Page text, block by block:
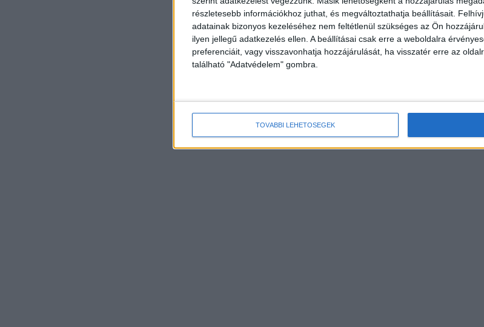
részletesebb információkhoz juthat, és megváltoztathatja beállításait.
adatainak bizonyos kezeléséhez nem feltétlenül szükséges az Ön
ilyen jellegű adatkezelés ellen. A beállításai csak erre a weboldalra
preferenciáit, vagy visszavonhatja hozzájárulását, ha visszatér erre az
található "Adatvédelem" gombra.
TOVÁBBI LEHETŐSÉGEK